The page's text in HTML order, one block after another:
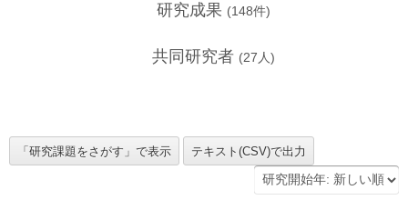
研究成果 (148件)
共同研究者 (27 人)